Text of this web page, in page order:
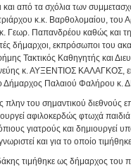
και από τα σχόλια των
κ.κ. Βαρθολομαίου, του
Παπανδρέου καθώς και
δήμαρχοι, εκπρόσωποι του
Τακτικός Καθηγητής και
κ. ΑΥΞΕΝΤΙΟΣ ΚΑΛΑΓΚΟΣ,
ο Δήμαρχος Παλαιού Φαλήρου
του σημαντικού διεθνούς
αφιλοκερδώς φτωχά
γιατρούς και δημιουργεί
και για το οποίο
τιμήθηκε ως δήμαρχος του